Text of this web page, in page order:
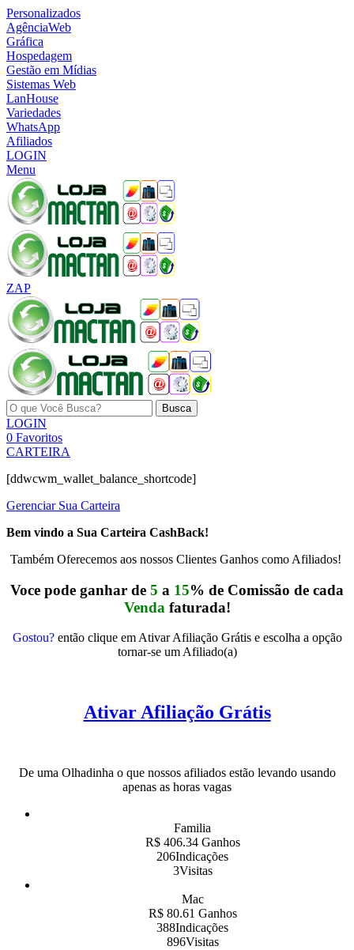
Personalizados
AgênciaWeb
Gráfica
Hospedagem
Gestão em Mídias
Sistemas Web
LanHouse
Variedades
WhatsApp
Afiliados
LOGIN
Menu
ZAP
Busca
LOGIN
0 Favoritos
CARTEIRA
[ddwcwm_wallet_balance_shortcode]
Gerenciar Sua Carteira
Bem vindo a Sua Carteira CashBack!
Também Oferecemos aos nossos Clientes Ganhos como Afiliados!
Voce pode ganhar de 5 a 15% de Comissão de cada
Venda faturada!
Gostou?então clique em Ativar Afiliação Grátis e escolha a opção
tornar-se um Afiliado(a)
Ativar Afiliação Grátis
De uma Olhadinha o que nossos afiliados estão levando usando
apenas as horas vagas
Familia
R$ 406.34 Ganhos
206Indicações
3Visitas
Mac
R$ 80.61 Ganhos
388Indicações
896Visitas